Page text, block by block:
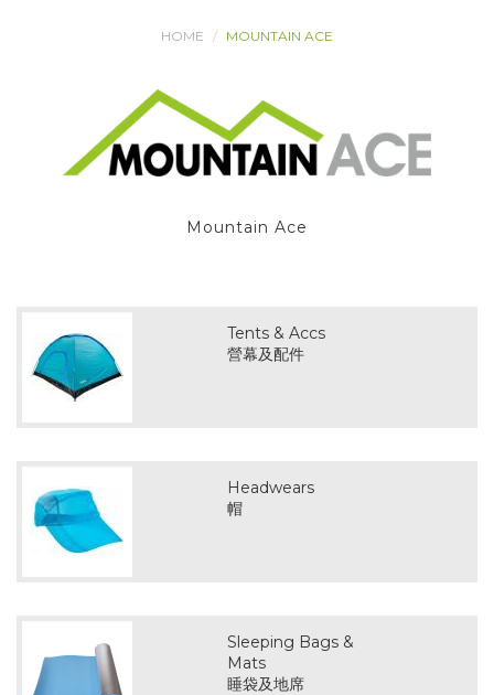
HOME MOUNTAIN ACE
Mountain Ace
Tents & Accs
營幕及配件
Headwears
帽
Sleeping Bags &
Mats
睡袋及地席